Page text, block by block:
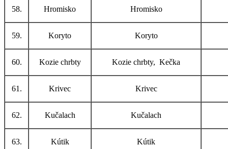
58. Hromisko Hromisko
59. Koryto Koryto
60. Kozie chrbty Kozie chrbty, Kečka
61. Krivec Krivec
62. Kučalach Kučalach
63. Kútik Kútik